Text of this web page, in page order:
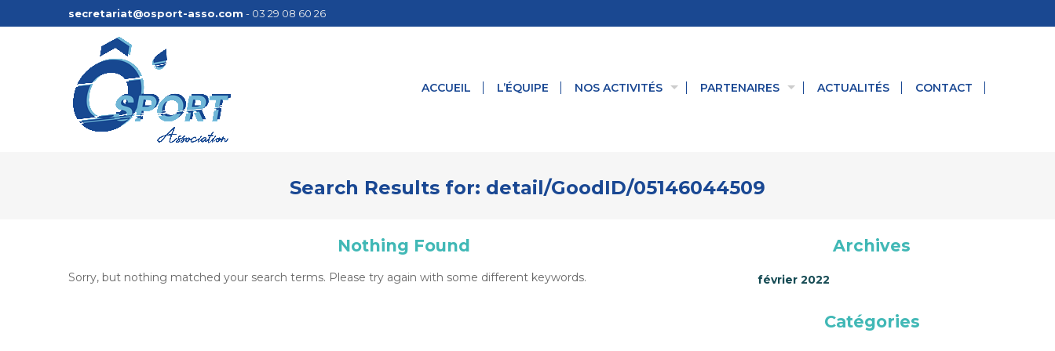
secretariat@osport-asso.com - 03 29 08 60 26
ACCUEIL L’ÉQUIPE NOS ACTIVITÉS PARTENAIRES ACTUALITÉS CONTACT
Search Results for: detail/GoodID/05146044509
Nothing Found
Sorry, but nothing matched your search terms. Please try again with some different keywords.
Archives
février 2022
Catégories